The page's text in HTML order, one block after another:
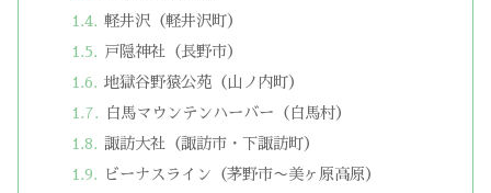
軽井沢（軽井沢町）
戸隠神社（長野市）
地獄谷野猿公苑（山ノ内町）
白馬マウンテンハーバー（白馬村）
諏訪大社（諏訪市・下諏訪町）
ビーナスライン（茅野市〜美ヶ原高原）